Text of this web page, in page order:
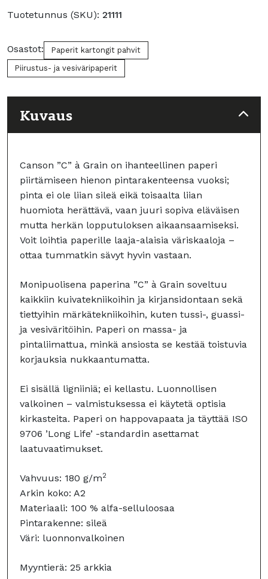
määrä
Tuotetunnus (SKU): 21111
Osastot:
Paperit kartongit pahvit
Piirustus- ja vesiväripaperit
Kuvaus
Canson ”C” à Grain on ihanteellinen paperi
piirtämiseen hienon pintarakenteensa vuoksi;
pinta ei ole liian sileä eikä toisaalta liian
huomiota herättävä, vaan juuri sopiva eläväisen
mutta herkän lopputuloksen aikaansaamiseksi.
Voit loihtia paperille laaja-alaisia väriskaaloja –
ottaa tummatkin sävyt hyvin vastaan.
Monipuolisena paperina ”C” à Grain soveltuu
kaikkiin kuivatekniikoihin ja kirjansidontaan sekä
tiettyihin märkätekniikoihin, kuten tussi-, guassi-
ja vesiväritöihin. Paperi on massa- ja
pintaliimattua, minkä ansiosta se kestää toistuvia
korjauksia nukkaantumatta.
Ei sisällä ligniiniä; ei kellastu. Luonnollisen
valkoinen – valmistuksessa ei käytetä optisia
kirkasteita. Paperi on happovapaata ja täyttää ISO
9706 ’Long Life’ -standardin asettamat
laatuvaatimukset.
Vahvuus: 180 g/m2
Arkin koko: A2
Materiaali: 100 % alfa-selluloosaa
Pintarakenne: sileä
Väri: luonnonvalkoinen
Myyntierä: 25 arkkia